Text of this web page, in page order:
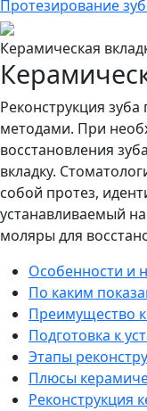
Протезирование
Керамическая
Реконструкция
методами. При
восстановления
вкладку.
собой протез,
устанавливаемый
моляры для
Особенности и
По каким
Преимущество
Подготовка к
Этапы
Плюсы
Реконструкция